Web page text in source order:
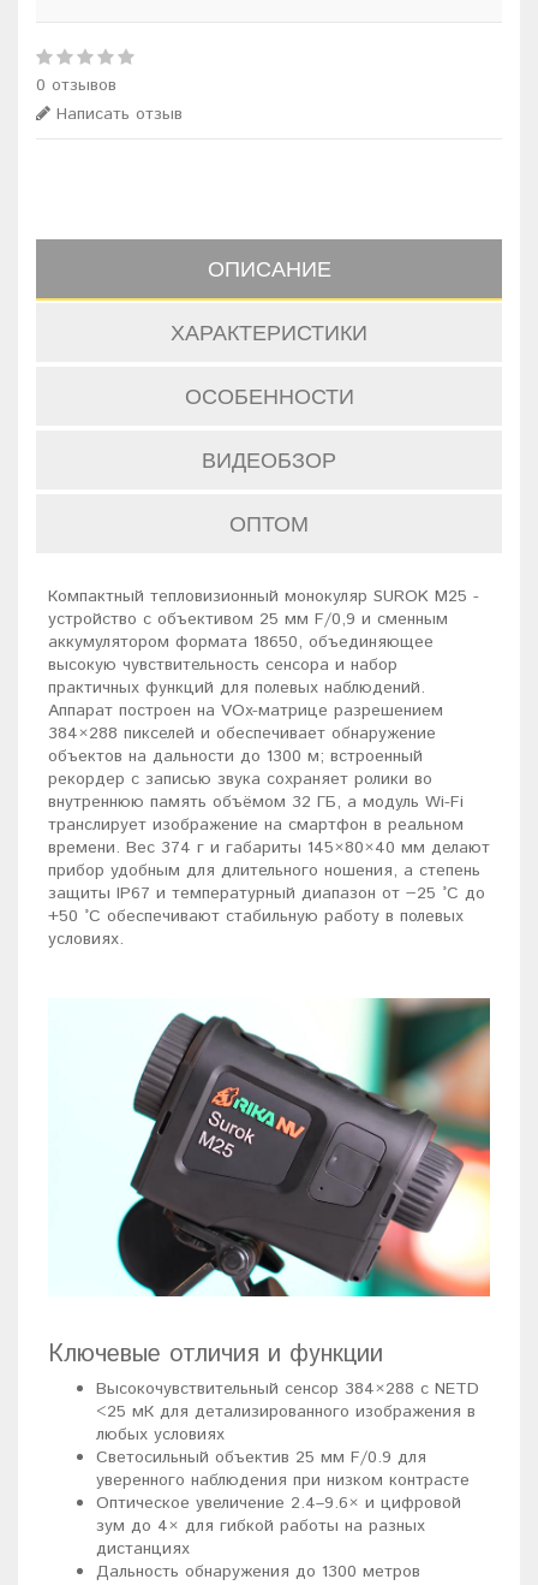
0 отзывов
Написать отзыв
ОПИСАНИЕ
ХАРАКТЕРИСТИКИ
ОСОБЕННОСТИ
ВИДЕОБЗОР
ОПТОМ
Компактный тепловизионный монокуляр SUROK M25 -
устройство с объективом 25 мм F/0,9 и сменным
аккумулятором формата 18650, объединяющее
высокую чувствительность сенсора и набор
практичных функций для полевых наблюдений.
Аппарат построен на VOx-матрице разрешением
384×288 пикселей и обеспечивает обнаружение
объектов на дальности до 1300 м; встроенный
рекордер с записью звука сохраняет ролики во
внутреннюю память объёмом 32 ГБ, а модуль Wi-Fi
транслирует изображение на смартфон в реальном
времени. Вес 374 г и габариты 145×80×40 мм делают
прибор удобным для длительного ношения, а степень
защиты IP67 и температурный диапазон от −25 °C до
+50 °C обеспечивают стабильную работу в полевых
условиях.
Ключевые отличия и функции
Высокочувствительный сенсор 384×288 с NETD
<25 мК для детализированного изображения в
любых условиях
Светосильный объектив 25 мм F/0.9 для
уверенного наблюдения при низком контрасте
Оптическое увеличение 2.4–9.6× и цифровой
зум до 4× для гибкой работы на разных
дистанциях
Дальность обнаружения до 1300 метров